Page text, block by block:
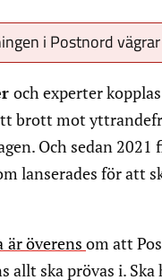
i Postnord
och experter
brott mot
Och sedan
lanserades för att
är överens om att
allt ska prövas i.